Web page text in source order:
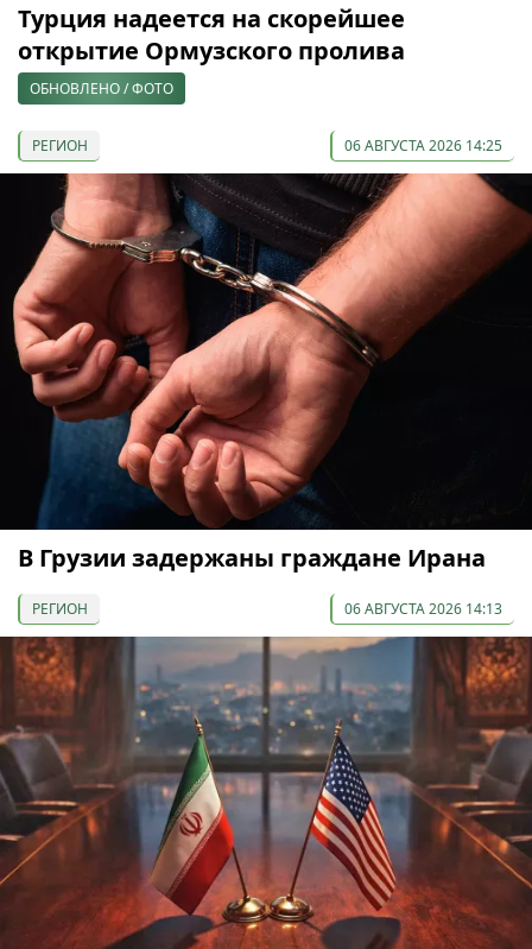
Турция надеется на скорейшее
открытие Ормузского пролива
ОБНОВЛЕНО / ФОТО
РЕГИОН 06 АВГУСТА 2026 14:25
В Грузии задержаны граждане Ирана
РЕГИОН 06 АВГУСТА 2026 14:13